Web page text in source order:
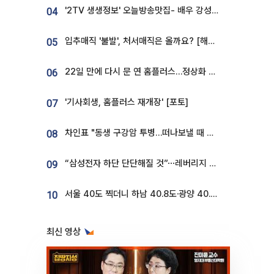
04 '2TV 생생정보' 오늘방송맛집- 배우 강성진 단골! 쌀국수ㆍ푸팟퐁 커리 맛집 '블○○○'
05 입추매직 '불발', 처서매직은 올까요? [해시태그]
06 22일 만에 다시 문 연 홈플러스…정상화 바쁜데 재고 없어 ‘발동동’[가보니]
07 '기사회생, 홈플러스 재개장' [포토]
08 차인표 "동생 구강암 투병…떠나보낼 때 가장 힘들었다”
09 “삼성전자 하단 단단해질 것”⋯레버리지 규제에 쏠림 완화 [찐코노미]
10 서울 40도 찍더니 하남 40.8도·광양 40.2도…전국 '펄펄'
최신 영상